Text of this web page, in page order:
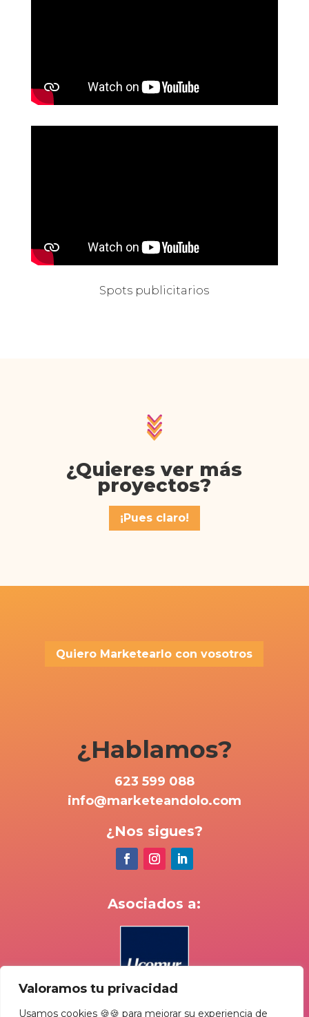
Valoramos tu privacidad
Usamos cookies 🍪🍪 para mejorar su experiencia de
Spots publicitarios
¿Quieres ver más
proyectos?
¡Pues claro!
Quiero Marketearlo con vosotros
¿Hablamos?
623 599 088
info@marketeandolo.com
¿Nos sigues?
Asociados a: